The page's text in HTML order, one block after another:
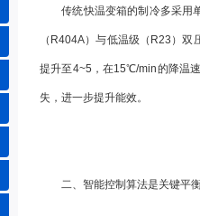
传统快温变箱的制冷多采用单
（R404A）与低温级（R23）
提升至4~5，在15℃/min的降温
失，进一步提升能效。
二、智能控制算法是关键平